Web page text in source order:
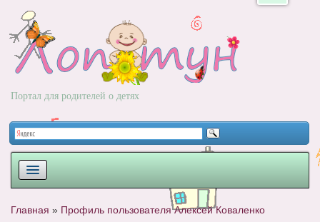
Портал для родителей о детях
Главная » Профиль пользователя Алексей Коваленко